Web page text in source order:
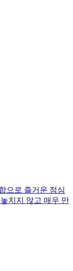
으로 즐거운 점심
치지 않고 매우 만